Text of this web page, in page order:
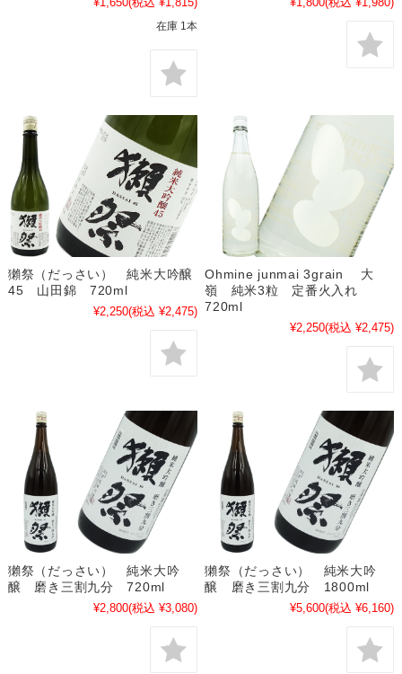
在庫 1本
獺祭（だっさい） 純米大吟醸
45 山田錦 720ml
¥2,250(税込 ¥2,475)
Ohmine junmai 3grain 大
嶺 純米3粒 定番火入れ
720ml
¥2,250(税込 ¥2,475)
獺祭（だっさい） 純米大吟
醸 磨き三割九分 720ml
¥2,800(税込 ¥3,080)
獺祭（だっさい） 純米大吟
醸 磨き三割九分 1800ml
¥5,600(税込 ¥6,160)